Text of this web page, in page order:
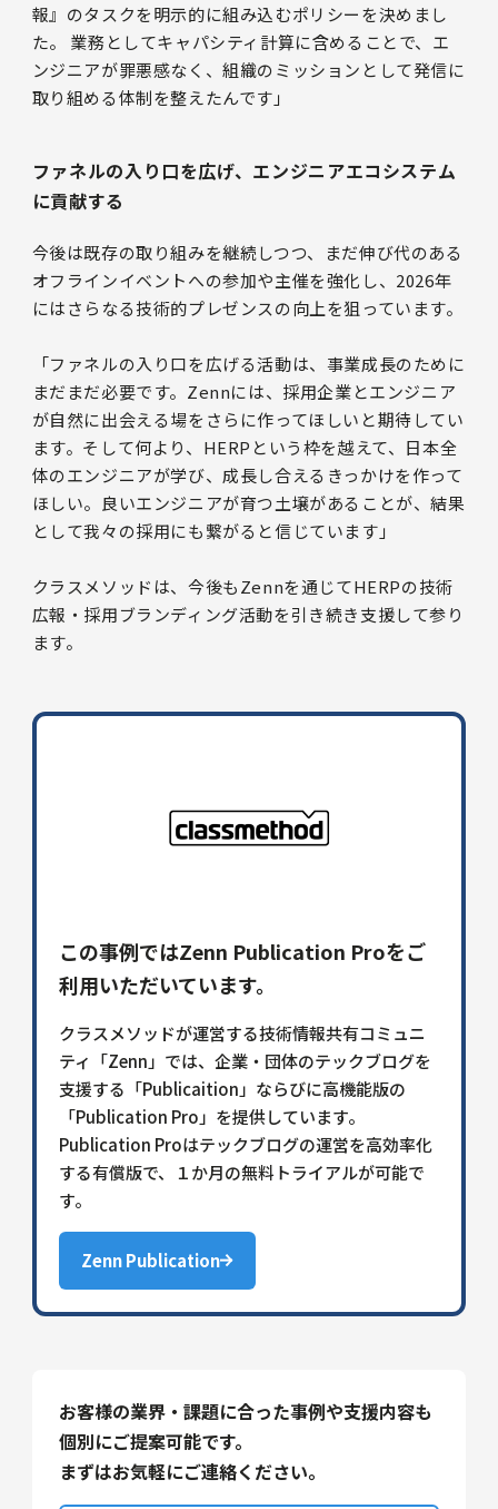
報』のタスクを明示的に組み込むポリシーを決めまし
た。 業務としてキャパシティ計算に含めることで、エ
ンジニアが罪悪感なく、組織のミッションとして発信に
取り組める体制を整えたんです」
ファネルの入り口を広げ、エンジニアエコシステム
に貢献する
今後は既存の取り組みを継続しつつ、まだ伸び代のある
オフラインイベントへの参加や主催を強化し、2026年
にはさらなる技術的プレゼンスの向上を狙っています。
「ファネルの入り口を広げる活動は、事業成長のために
まだまだ必要です。Zennには、採用企業とエンジニア
が自然に出会える場をさらに作ってほしいと期待してい
ます。そして何より、HERPという枠を越えて、日本全
体のエンジニアが学び、成長し合えるきっかけを作って
ほしい。良いエンジニアが育つ土壌があることが、結果
として我々の採用にも繋がると信じています」
クラスメソッドは、今後もZennを通じてHERPの技術
広報・採用ブランディング活動を引き続き支援して参り
ます。
この事例ではZenn Publication Proをご
利用いただいています。
クラスメソッドが運営する技術情報共有コミュニ
ティ「Zenn」では、企業・団体のテックブログを
支援する「Publicaition」ならびに高機能版の
「Publication Pro」を提供しています。
Publication Proはテックブログの運営を高効率化
する有償版で、１か月の無料トライアルが可能で
す。
Zenn Publication
お客様の業界・課題に合った事例や支援内容も
個別にご提案可能です。
まずはお気軽にご連絡ください。